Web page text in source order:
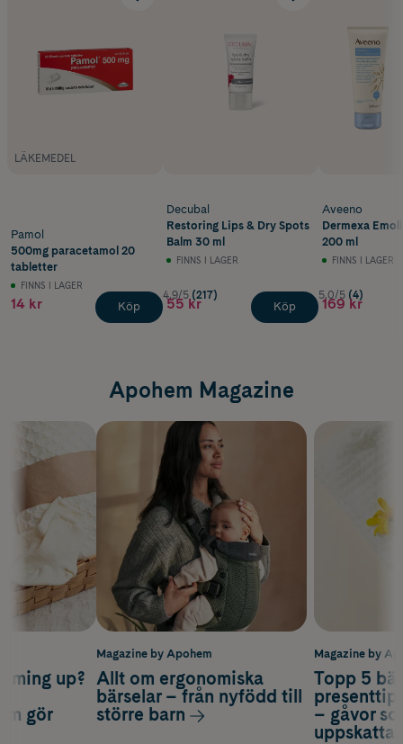
LÄKEMEDEL
Pamol
500mg paracetamol 20
tabletter
FINNS I LAGER
14 kr Köp
Decubal
Restoring Lips & Dry Spots
Balm 30 ml
FINNS I LAGER
4.9/5 (217)
55 kr Köp
Aveeno
Dermexa
200 ml
FINNS I LAGER
5.0/5 (4)
169 kr
Apohem Magazine
Magazine by
Topp 5
– gåvor
up?
gör
Magazine by Apohem
Allt om ergonomiska
bärselar – från nyfödd till
större barn